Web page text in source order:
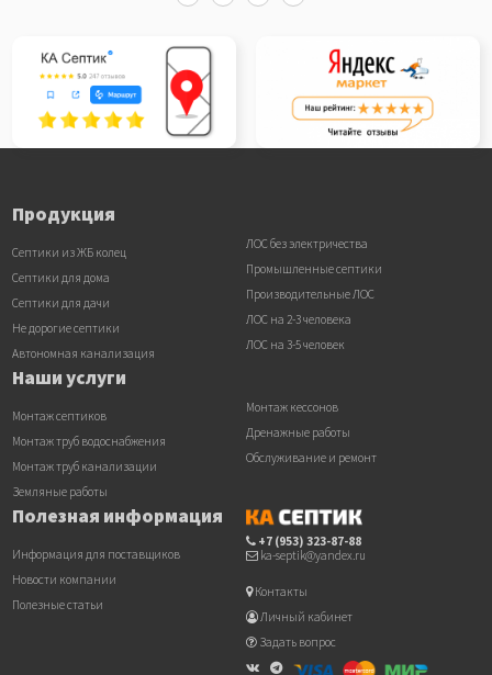
Продукция
Септики из ЖБ колец
Септики для дома
Септики для дачи
Не дорогие септики
Автономная канализация
ЛОС без электричества
Промышленные септики
Производительные ЛОС
ЛОС на 2-3 человека
ЛОС на 3-5 человек
Наши услуги
Монтаж септиков
Монтаж труб водоснабжения
Монтаж труб канализации
Земляные работы
Монтаж кессонов
Дренажные работы
Обслуживание и ремонт
Полезная информация
Информация для поставщиков
Новости компании
Полезные статьи
+7 (953) 323-87-88
ka-septik@yandex.ru
Контакты
Личный кабинет
Задать вопрос